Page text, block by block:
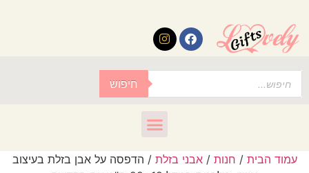
חיפוש
עמוד הבית / חנות /אבני בזלת / הדפסה על אבן בזלת בעיצוב